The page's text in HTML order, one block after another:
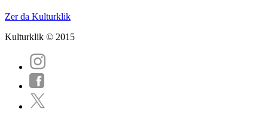
Zer da Kulturklik
Kulturklik © 2015